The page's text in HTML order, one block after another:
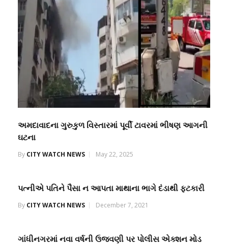
અમદાવાદના ગુરુકુળ વિસ્તારમાં પૂર્વી ટાવરમાં ભીષણ આગની
ઘટના
By CITY WATCH NEWS May 22, 2025
પત્નીએ પતિને પૈસા ન આપતા માથાના ભાગે દંડાથી ફટકારી
By CITY WATCH NEWS December 7, 2021
ગાંધીનગરમાં નવા વર્ષની ઉજવણી પર પોલીસ એક્શન મોડ